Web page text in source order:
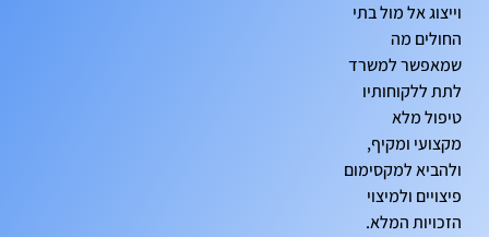
וייצוג אל מול בתי
החולים מה
שמאפשר למשרד
לתת ללקוחותיו
טיפול מלא
מקצועי ומקיף,
ולהביא למקסימום
פיצויים ולמיצוי
הזכויות המלא.